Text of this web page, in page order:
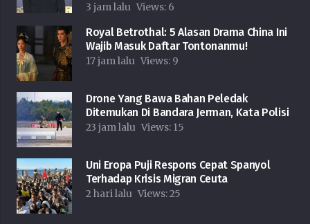
3 jam lalu Views: 6
Royal Betrothal: 5 Alasan Drama China Ini
Wajib Masuk Daftar Tontonanmu!
17 jam lalu Views: 9
Drone Yang Bawa Bahan Peledak
Ditemukan Di Bandara Jerman, Kata Polisi
23 jam lalu Views: 15
Uni Eropa Puji Respons Cepat Spanyol
Terhadap Krisis Migran Ceuta
2 hari lalu Views:25